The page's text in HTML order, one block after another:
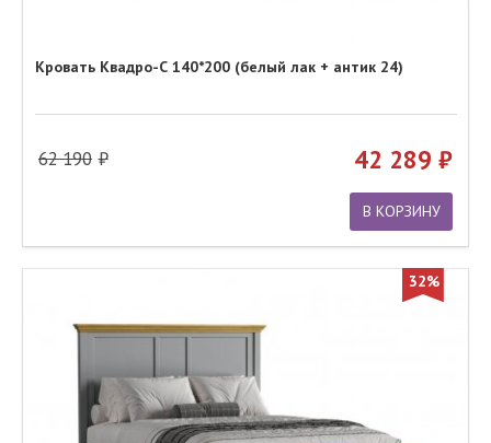
Кровать Квадро-С 140*200 (белый лак + антик 24)
62 190 42 289
В КОРЗИНУ
32%